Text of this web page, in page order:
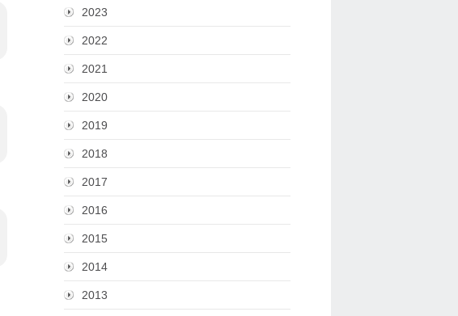
2023
2022
2021
2020
2019
2018
2017
2016
2015
2014
2013